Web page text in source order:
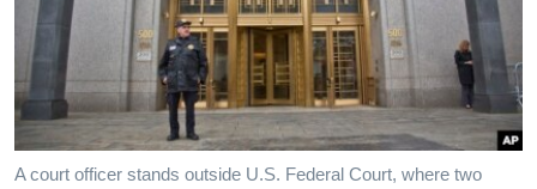
A court officer stands outside U.S. Federal Court, where two